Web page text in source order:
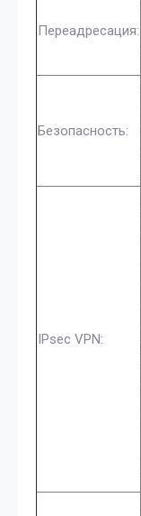
Переадресация:
Безопасность:
IPsec VPN: